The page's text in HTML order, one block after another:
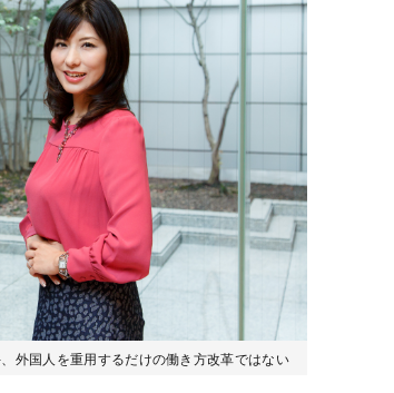
外国人を重用するだけの働き方改革ではない